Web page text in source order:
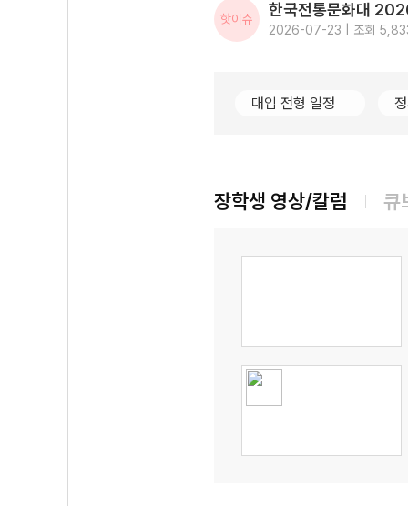
핫이슈
2026-07-23 | 조회
대입 전형 일정
장학생 영상/칼럼 큐